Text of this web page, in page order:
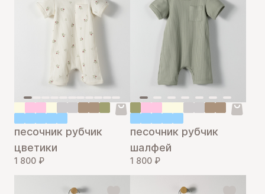
песочник рубчик
цветики
1 800 ₽
песочник рубчик
шалфей
1 800 ₽